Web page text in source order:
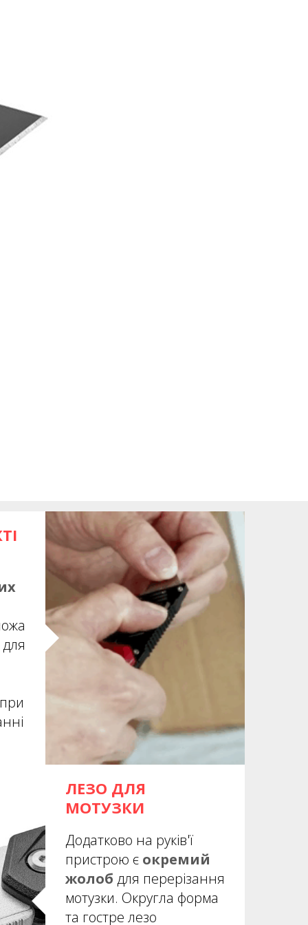
для
при
ЛЕЗО ДЛЯ
МОТУЗКИ
Додатково на руків'ї
пристрою є окремий
жолоб для перерізання
мотузки. Округла форма
та гостре лезо